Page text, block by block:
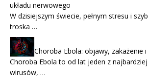
układu nerwowego
W dzisiejszym świecie, pełnym stresu i
troska …
Choroba Ebola: objawy, zakażenie
Choroba Ebola to od lat jeden z
wirusów, …